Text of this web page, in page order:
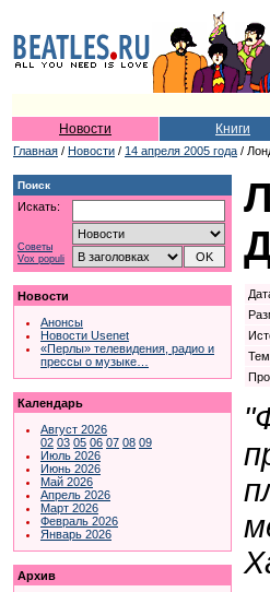
Новости Книги
Главная / Новости / 14 апреля 2005 года /
Поиск
Искать:
Советы
Vox populi
Новости
Анонсы
Новости Usenet
«Перлы» телевидения, радио и
прессы о музыке…
Календарь
Август 2026
02 03 05 06 07 08 09
Июль 2026
Июнь 2026
Май 2026
Апрель 2026
Март 2026
Февраль 2026
Январь 2026
Архив